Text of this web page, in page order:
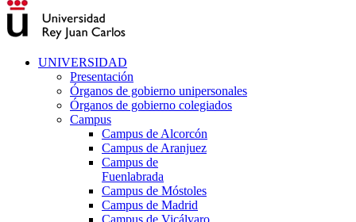
UNIVERSIDAD
Presentación
Órganos de gobierno unipersonales
Órganos de gobierno colegiados
Campus
Campus de Alcorcón
Campus de Aranjuez
Campus de
Fuenlabrada
Campus de Móstoles
Campus de Madrid
Campus de Vicálvaro